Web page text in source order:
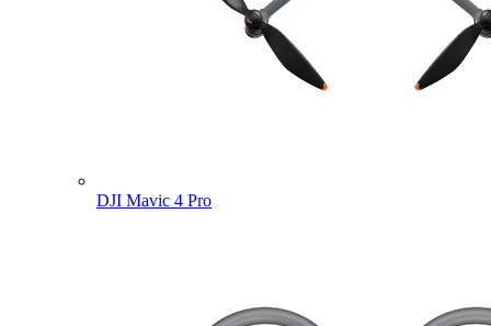
DJI Mavic 4 Pro